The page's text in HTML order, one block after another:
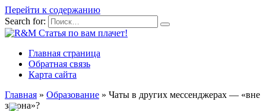
Перейти к содержанию
Search for:
Главная страница
Обратная связь
Карта сайта
Главная » Образование » Чаты в других мессенджерах — «вне
закона»?